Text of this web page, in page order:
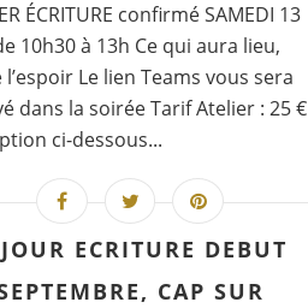
ÉCRITURE confirmé SAMEDI 13
10h30 à 13h Ce qui aura lieu,
Le lien Teams vous sera
dans la soirée Tarif Atelier : 25 €
ci-dessous...
ECRITURE DEBUT
CAP SUR